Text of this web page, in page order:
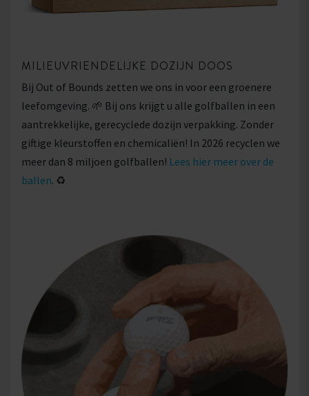
MILIEUVRIENDELIJKE DOZIJN DOOS
Bij Out of Bounds zetten we ons in voor een groenere
leefomgeving. 🌱 Bij ons krijgt u alle golfballen in een
aantrekkelijke, gerecyclede dozijn verpakking. Zonder
giftige kleurstoffen en chemicaliën! In 2026 recyclen we
meer dan 8 miljoen golfballen! Lees hier meer over de
ballen. ♻